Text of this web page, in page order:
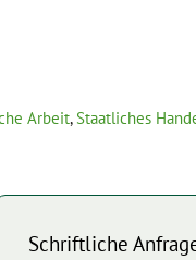
Arbeit,Staatliches
Schriftliche